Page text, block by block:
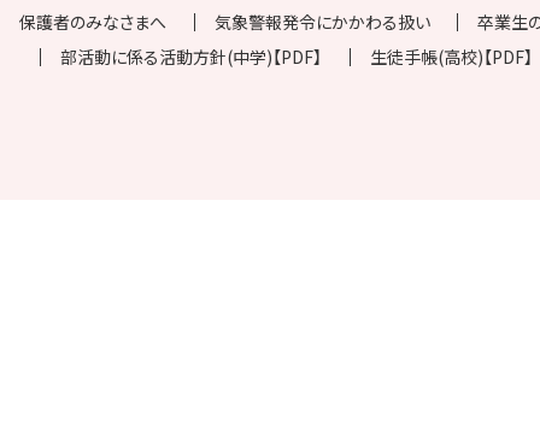
保護者のみなさまへ 気象警報発令にかかわる扱い
卒業生
部活動に係る活動方針(中学)【PDF】
生徒手帳(高校)【PDF】